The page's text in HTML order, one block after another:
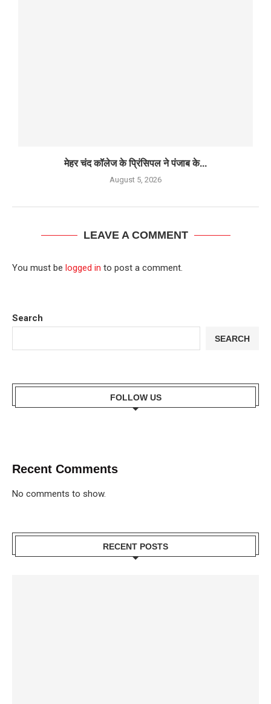
मेहर चंद कॉलेज के प्रिंसिपल ने पंजाब के...
August 5, 2026
LEAVE A COMMENT
You must be logged in to post a comment.
Search
SEARCH
FOLLOW US
Recent Comments
No comments to show.
RECENT POSTS